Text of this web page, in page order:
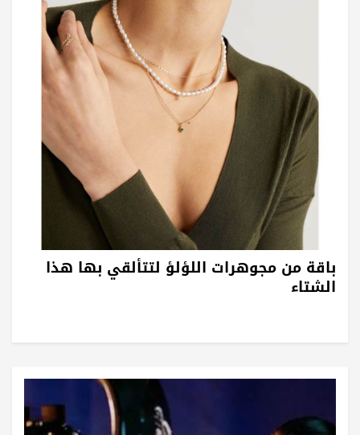
باقة من مجوهرات اللؤلؤ لتتألقي بها هذا
الشتاء